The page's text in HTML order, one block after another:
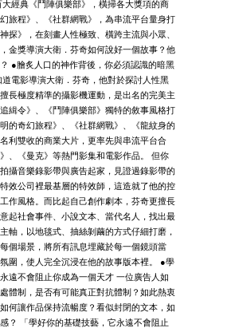
經典《鬥陣俱樂部》，橫掃各大獎項的商
旅程》、《社群網戰》，為串流平台量身打
探》，在刻畫人性極致、橫跨主流與小眾、
金獎導演大衛．芬奇如何說好一個故事？他
●膾炙人口的神作背後，你必須認識的暗黑
電影導演大衛．芬奇，他對於探討人性黑
長極度精準的攝影機運動，是出名的完美主
緝令》、《鬥陣俱樂部》獨特的敘事風格打
的奇幻旅程》、《社群網戰》、《龍紋身的
利雙收的商業大片，更率先與串流平台合
、《曼克》等熱門影集和電影作品。 但你
攝音樂錄影帶與廣告起家，見證過錄影帶的
效公司裡最基層的特效師，這造就了他的控
作風格。而比起自己創作劇本，芬奇更擅長
意起社會事件、小說文本、當代名人，找出最
軸，以地毯式、抽絲剝繭的方式仔細打磨，
個場景，將所有訊息埋藏於每一個鏡頭當
圍，使人完全沉浸在他的故事版本裡。 ●學
遠不會阻止你成為一個天才 一位廣告人如
體制，是否有可能真正對抗體制？如此熱衷
何讓作品保持流暢度？看似封閉的文本，如
？ 「學好你的基礎技藝，它永遠不會阻止